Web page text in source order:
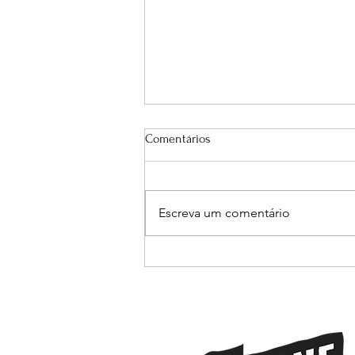
Comentários
Escreva um comentário